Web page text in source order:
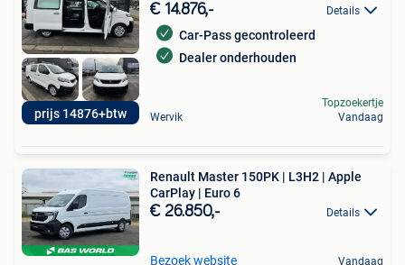
prijs 14876+btw
€ 14.876,- Details
Car-Pass gecontroleerd
Dealer onderhouden
Wervik
Topzoekertje
Vandaag
Renault Master 150PK | L3H2 | Apple
CarPlay | Euro 6
€ 26.850,- Details
Bezoek website Vandaag